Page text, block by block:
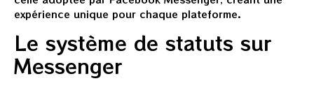
expérience unique pour chaque plateforme.
Le système de statuts sur
Messenger